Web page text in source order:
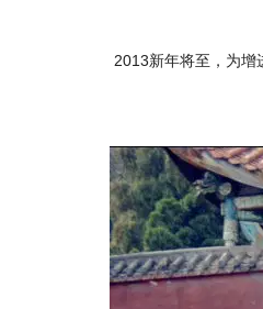
2013新年将至，为增